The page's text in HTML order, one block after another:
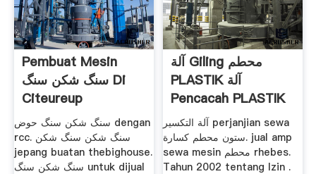
Pembuat Mesin
سنگ شکن سنگ Di
Citeureup
سنگ شکن سنگ حوض dengan
rcc. سنگ شکن سنگ شکن
jepang buatan thebighouse.
سنگ شکن سنگ untuk dijual
آلة Giling محطم
PLASTIK آلة
Pencacah PLASTIK
آلة التكسير perjanjian sewa
ستون محطم كسارة. jual amp
sewa mesin محطم rhebes.
Tahun 2002 tentang Izin .